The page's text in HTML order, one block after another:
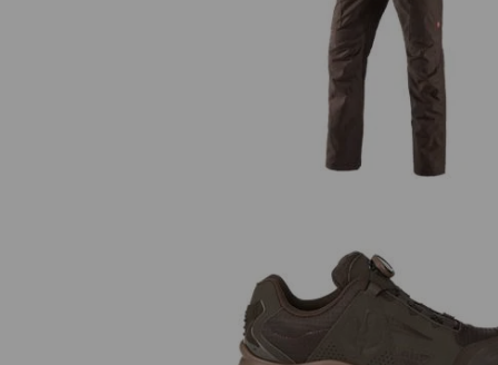
e.s. Werkbroek pocket, heren
O1 Werkschoenen e.s. Corvids II